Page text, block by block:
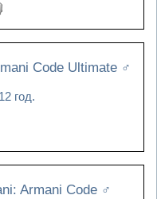
Code Ultimate ♂
год.
Armani Code ♂